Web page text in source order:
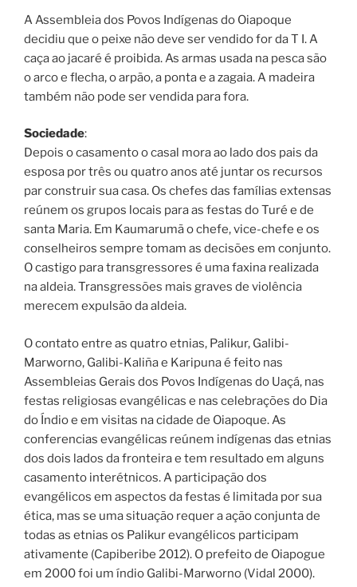
A Assembleia dos Povos Indígenas do Oiapoque
decidiu que o peixe não deve ser vendido for da T I. A
caça ao jacaré é proibida. As armas usada na pesca são
o arco e flecha, o arpão, a ponta e a zagaia. A madeira
também não pode ser vendida para fora.
Sociedade:
Depois o casamento o casal mora ao lado dos pais da
esposa por três ou quatro anos até juntar os recursos
par construir sua casa. Os chefes das famílias extensas
reúnem os grupos locais para as festas do Turé e de
santa Maria. Em Kaumarumã o chefe, vice-chefe e os
conselheiros sempre tomam as decisões em conjunto.
O castigo para transgressores é uma faxina realizada
na aldeia. Transgressões mais graves de violência
merecem expulsão da aldeia.
O contato entre as quatro etnias, Palikur, Galibi-
Marworno, Galibi-Kaliña e Karipuna é feito nas
Assembleias Gerais dos Povos Indígenas do Uaçá, nas
festas religiosas evangélicas e nas celebrações do Dia
do Índio e em visitas na cidade de Oiapoque. As
conferencias evangélicas reúnem indígenas das etnias
dos dois lados da fronteira e tem resultado em alguns
casamento interétnicos. A participação dos
evangélicos em aspectos da festas é limitada por sua
ética, mas se uma situação requer a ação conjunta de
todas as etnias os Palikur evangélicos participam
ativamente (Capiberibe 2012). O prefeito de Oiapogue
em 2000 foi um índio Galibi-Marworno (Vidal 2000).